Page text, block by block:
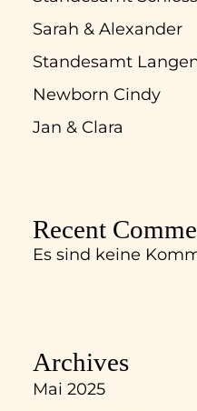
Sarah & Alexander
Standesamt
Newborn Cindy
Jan & Clara
Recent
Es sind keine
Archives
Mai 2025